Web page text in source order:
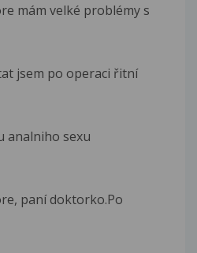
mám velké problémy s
jsem po operaci řitní
analniho sexu
paní doktorko.Po